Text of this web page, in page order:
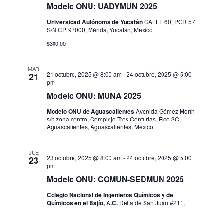
n
e
a
ó
d
e
s
E
Modelo ONU: UADYMUN 2025
Universidad Autónoma de YucatánCALLE 60, POR 57
S/N CP. 97000, Mérida, Yucatán, Mexico
$300.00
MAR
21
Modelo ONU: MUNA 2025
21 octubre, 2025 @ 8:00 am-24 octubre, 2025 @ 5:00
pm
Modelo ONU de AguascalientesAvenida Gómez Morín
s/n zona centro, Complejo Tres Centurias, Fico 3C,
Aguascalientes, Aguascalientes, Mexico
JUE
23
Modelo ONU: COMUN-SEDMUN 2025
23 octubre, 2025 @ 8:00 am-24 octubre, 2025 @ 5:00
pm
Colegio Nacional de Ingenieros Químicos y de
Químicos en el Bajío, A.C. Delta de San Juan #211,